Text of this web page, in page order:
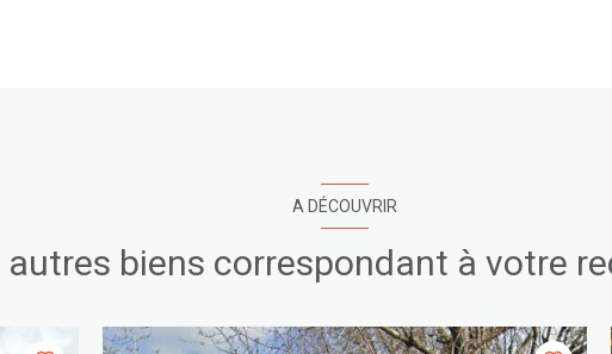
A DÉCOUVRIR
autres biens correspondant à votre